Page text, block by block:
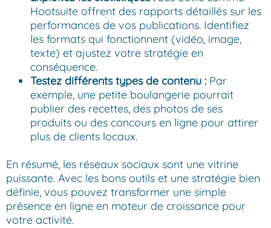
Hootsuite offrent des rapports détaillés sur les
performances de vos publications. Identifiez
les formats qui fonctionnent (vidéo, image,
texte) et ajustez votre stratégie en
conséquence.
Testez différents types de contenu :Par
exemple, une petite boulangerie pourrait
publier des recettes, des photos de ses
produits ou des concours en ligne pour attirer
plus de clients locaux.
En résumé, les réseaux sociaux sont une vitrine
puissante. Avec les bons outils et une stratégie bien
définie, vous pouvez transformer une simple
présence en ligne en moteur de croissance pour
votre activité.